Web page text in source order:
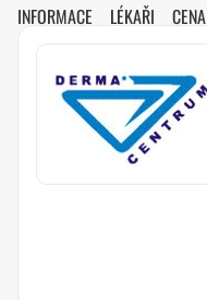
INFORMACE LÉKAŘI CENA